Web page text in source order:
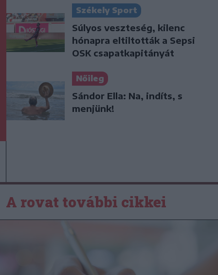
Székely Sport
Súlyos veszteség, kilenc
hónapra eltiltották a Sepsi
OSK csapatkapitányát
Nőileg
Sándor Ella: Na, indíts, s
menjünk!
A rovat további cikkei